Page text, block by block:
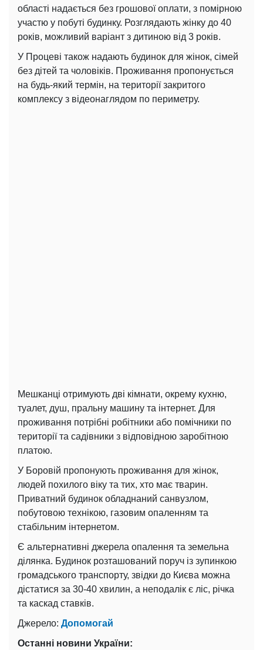
області надається без грошової оплати, з помірною
участю у побуті будинку. Розглядають жінку до 40
років, можливий варіант з дитиною від 3 років.
У Процеві також надають будинок для жінок, сімей
без дітей та чоловіків. Проживання пропонується
на будь-який термін, на території закритого
комплексу з відеонаглядом по периметру.
Мешканці отримують дві кімнати, окрему кухню,
туалет, душ, пральну машину та інтернет. Для
проживання потрібні робітники або помічники по
території та садівники з відповідною заробітною
платою.
У Боровій пропонують проживання для жінок,
людей похилого віку та тих, хто має тварин.
Приватний будинок обладнаний санвузлом,
побутовою технікою, газовим опаленням та
стабільним інтернетом.
Є альтернативні джерела опалення та земельна
ділянка. Будинок розташований поруч із зупинкою
громадського транспорту, звідки до Києва можна
дістатися за 30-40 хвилин, а неподалік є ліс, річка
та каскад ставків.
Джерело: Допомогай
Останні новини України: